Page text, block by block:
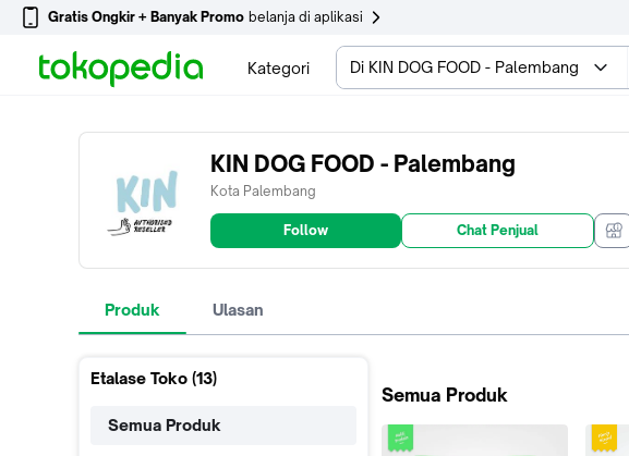
Gratis Ongkir + Banyak Promo belanja di aplikasi
Kategori Di KIN DOG FOOD - Palembang
KIN DOG FOOD - Palembang
Kota Palembang
Follow Chat Penjual
Produk Ulasan
Etalase Toko (13)
Semua Produk
Semua Produk